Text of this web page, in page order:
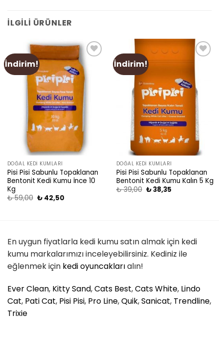
İLGILI ÜRÜNLER
İndirim!
wishlist
DOĞAL KEDI KUMLARI
Pisi Pisi Sabunlu Topaklanan
Bentonit Kedi Kumu İnce 10
Kg
₺59,00 ₺42,50
İndirim!
wishlist
DOĞAL KEDI KUMLARI
Pisi Pisi Sabunlu Topaklanan
Bentonit Kedi Kumu Kalın 5 Kg
₺39,00 ₺38,35
En uygun fiyatlarla kedi kumu satın almak için kedi
kumu markalarımızı inceleyebilirsiniz. Kediniz ile
eğlenmek için kedi oyuncaklarıalın!
Ever Clean, Kitty Sand,Cats Best,Cats White, Lindo
Cat, Pati Cat, Pisi Pisi, Pro Line,Quik,Sanicat, Trendline,
Trixie